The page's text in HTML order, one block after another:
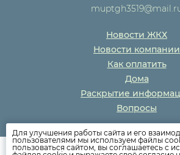
Новости ЖКХ
Новости компании
Как оплатить
Дома
Раскрытие
Вопросы
Для улучшения работы сайта и его
пользователями мы используем файлы
пользоваться сайтом, вы соглашаетесь с